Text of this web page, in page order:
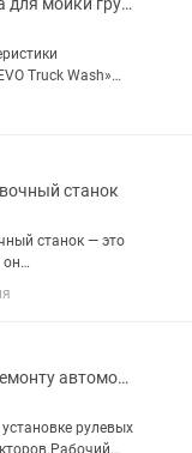
Truck Wash»
и
5 – 15 м/мин...
станок
станок — это
он
(наращивает
Проще говоря: 👉
Автослесарь по ремонту автомобилей
рулевых